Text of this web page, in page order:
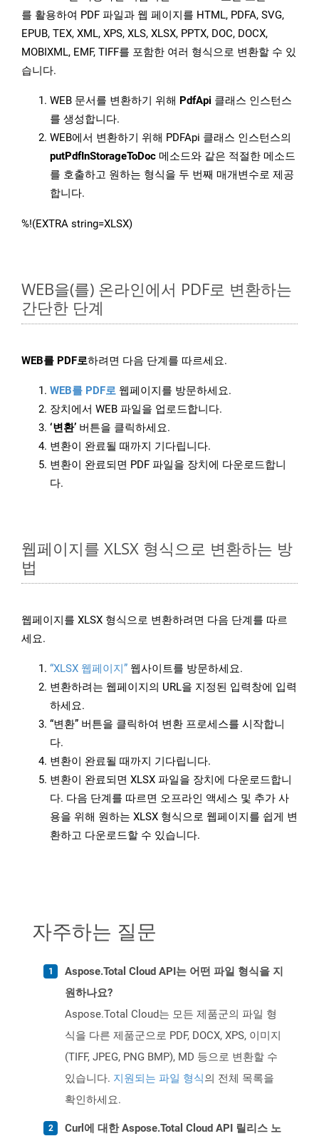
를 활용하여 PDF 파일과 웹 페이지를 HTML, PDFA, SVG,
EPUB, TEX, XML, XPS, XLS, XLSX, PPTX, DOC, DOCX,
MOBIXML, EMF, TIFF를 포함한 여러 형식으로 변환할 수 있
습니다.
WEB 문서를 변환하기 위해 PdfApi 클래스 인스턴스
를 생성합니다.
WEB에서 변환하기 위해 PDFApi 클래스 인스턴스의
putPdfInStorageToDoc 메소드와 같은 적절한 메소드
를 호출하고 원하는 형식을 두 번째 매개변수로 제공
합니다.
%!(EXTRA string=XLSX)
WEB을(를) 온라인에서 PDF로 변환하는
간단한 단계
WEB를 PDF로하려면 다음 단계를 따르세요.
WEB를 PDF로 웹페이지를 방문하세요.
장치에서 WEB 파일을 업로드합니다.
‘변환’ 버튼을 클릭하세요.
변환이 완료될 때까지 기다립니다.
변환이 완료되면 PDF 파일을 장치에 다운로드합니
다.
웹페이지를 XLSX 형식으로 변환하는 방
법
웹페이지를 XLSX 형식으로 변환하려면 다음 단계를 따르
세요.
“XLSX 웹페이지” 웹사이트를 방문하세요.
변환하려는 웹페이지의 URL을 지정된 입력창에 입력
하세요.
“변환” 버튼을 클릭하여 변환 프로세스를 시작합니
다.
변환이 완료될 때까지 기다립니다.
변환이 완료되면 XLSX 파일을 장치에 다운로드합니
다. 다음 단계를 따르면 오프라인 액세스 및 추가 사
용을 위해 원하는 XLSX 형식으로 웹페이지를 쉽게 변
환하고 다운로드할 수 있습니다.
자주하는 질문
Aspose.Total Cloud API는 어떤 파일 형식을 지
원하나요?
Aspose.Total Cloud는 모든 제품군의 파일 형
식을 다른 제품군으로 PDF, DOCX, XPS, 이미지
(TIFF, JPEG, PNG BMP), MD 등으로 변환할 수
있습니다. 지원되는 파일 형식의 전체 목록을
확인하세요.
Curl에 대한 Aspose.Total Cloud API 릴리스 노